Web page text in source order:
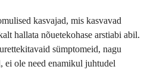
kasvajad, mis kasvavad
hallata nõuetekohase arstiabi abil.
sümptomeid, nagu
ei ole need enamikul juhtudel